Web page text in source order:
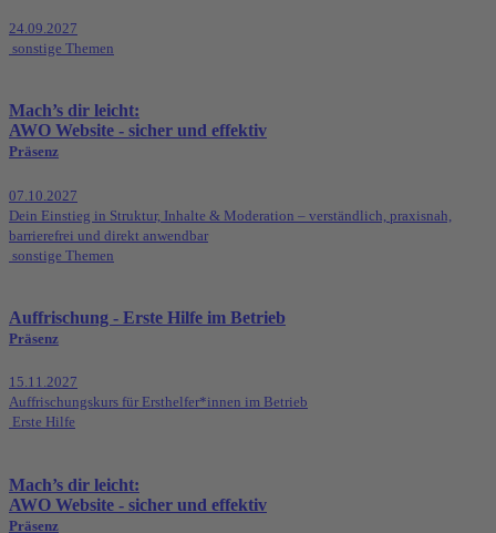
24.09.2027
sonstige Themen
Mach’s dir leicht:
AWO Website - sicher und effektiv
Präsenz
07.10.2027
Dein Einstieg in Struktur, Inhalte & Moderation – verständlich, praxisnah,
barrierefrei und direkt anwendbar
sonstige Themen
Auffrischung - Erste Hilfe im Betrieb
Präsenz
15.11.2027
Auffrischungskurs für Ersthelfer*innen im Betrieb
Erste Hilfe
Mach’s dir leicht:
AWO Website - sicher und effektiv
Präsenz